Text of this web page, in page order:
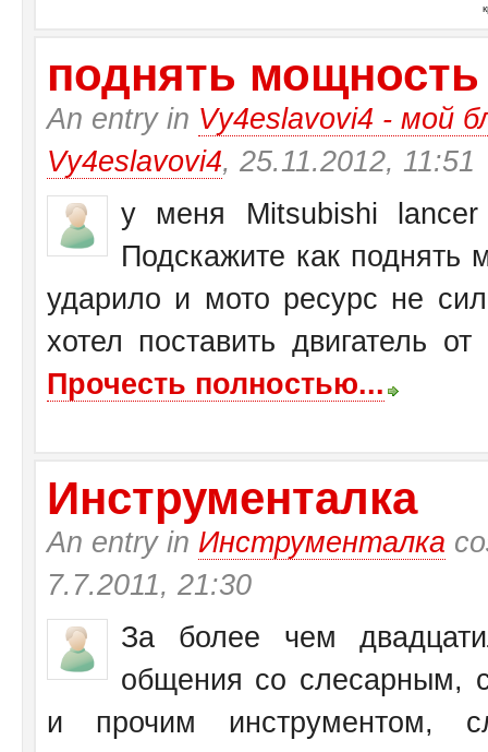
поднять
An entry in Vy4eslavovi4 - мой
Vy4eslavovi4, 25.11.2012, 11:51
у меня Mitsubishi
Подскажите как поднять
ударило и мото ресурс не
хотел поставить двигатель
Прочесть полностью...
Инструменталка
An entry in Инструменталка
7.7.2011, 21:30
За более чем
общения со слесарным,
и прочим инструментом,